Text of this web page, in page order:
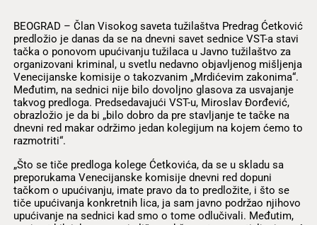
BEOGRAD – Član Visokog saveta tužilaštva Predrag Ćetković
predložio je danas da se na dnevni savet sednice VST-a stavi
tačka o ponovom upućivanju tužilaca u Javno tužilaštvo za
organizovani kriminal, u svetlu nedavno objavljenog mišljenja
Venecijanske komisije o takozvanim „Mrdićevim zakonima“.
Međutim, na sednici nije bilo dovoljno glasova za usvajanje
takvog predloga. Predsedavajući VST-u, Miroslav Đorđević,
obrazložio je da bi „bilo dobro da pre stavljanje te tačke na
dnevni red makar održimo jedan kolegijum na kojem ćemo to
razmotriti“.
„Što se tiče predloga kolege Ćetkovića, da se u skladu sa
preporukama Venecijanske komisije dnevni red dopuni
tačkom o upućivanju, imate pravo da to predložite, i što se
tiče upućivanja konkretnih lica, ja sam javno podržao njihovo
upućivanje na sednici kad smo o tome odlučivali. Međutim,